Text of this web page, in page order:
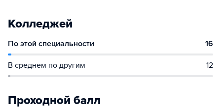
Колледжей
По этой специальности 16
В среднем по другим 12
Проходной балл